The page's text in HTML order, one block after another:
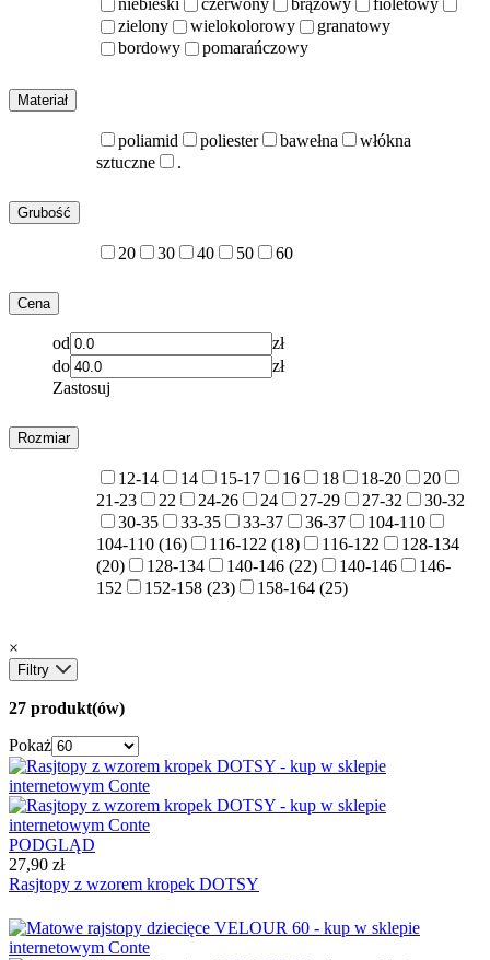
zielony
wielokolorowy
granatowy
bordowy
pomarańczowy
Materiał
poliamid poliester bawełna
włókna
sztuczne
.
Grubość
20 30 40 50 60
Cena
od
zł
do
zł
Zastosuj
Rozmiar
12-14 14 15-17 16 18 18-20
20
21-23
22 24-26 24 27-29 27-32
30-32
30-35
33-35 33-37 36-37
104-110
104-110 (16)
116-122 (18) 116-122
128-134
(20)
128-134 140-146 (22) 140-146
146-
152
152-158 (23) 158-164 (25)
×
Filtry
27 produkt(ów)
Pokaż
PODGLĄD
27,90 zł
Rasjtopy z wzorem kropek DOTSY